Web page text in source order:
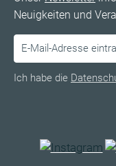
Neuigkeiten und
Ich habe die